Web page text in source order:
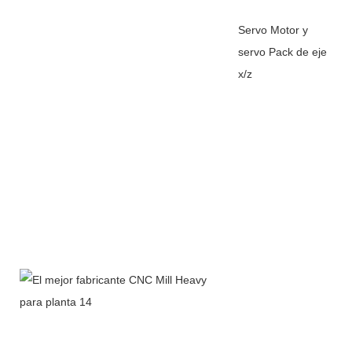
Servo Motor y
servo Pack de eje
x/z